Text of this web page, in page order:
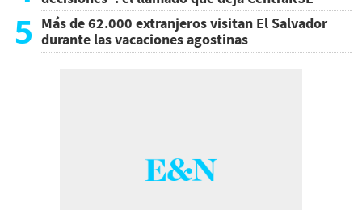
5 Más de 62.000 extranjeros visitan El Salvador
durante las vacaciones agostinas